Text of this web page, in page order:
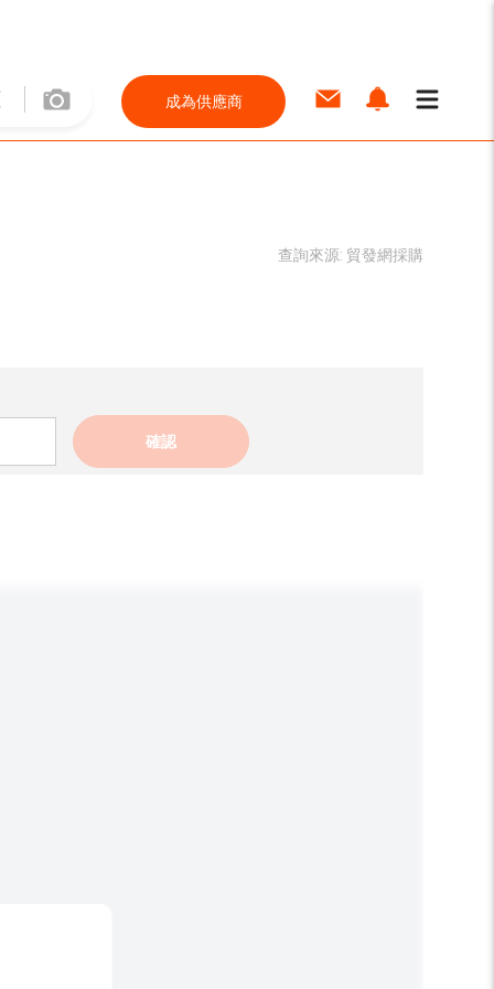
成為供應商
查詢來源: 貿發網採購
確認